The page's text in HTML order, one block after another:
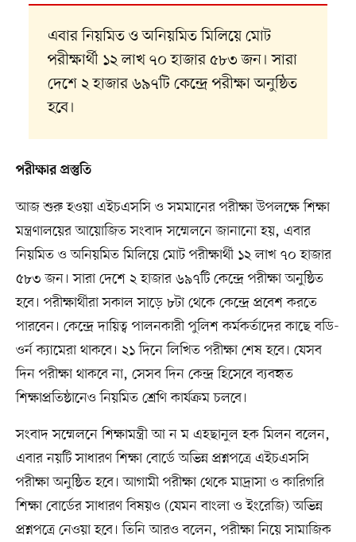
এবার নিয়মিত ও অনিয়মিত মিলিয়ে মোট
পরীক্ষার্থী ১২ লাখ ৭০ হাজার ৫৮৩ জন। সারা
দেশে ২ হাজার ৬৯৭টি কেন্দ্রে পরীক্ষা অনুষ্ঠিত
হবে।
পরীক্ষার প্রস্তুতি
আজ শুরু হওয়া এইচএসসি ও সমমানের পরীক্ষা উপলক্ষে শিক্ষা
মন্ত্রণালয়ের আয়োজিত সংবাদ সম্মেলনে জানানো হয়, এবার
নিয়মিত ও অনিয়মিত মিলিয়ে মোট পরীক্ষার্থী ১২ লাখ ৭০ হাজার
৫৮৩ জন। সারা দেশে ২ হাজার ৬৯৭টি কেন্দ্রে পরীক্ষা অনুষ্ঠিত
হবে। পরীক্ষার্থীরা সকাল সাড়ে ৮টা থেকে কেন্দ্রে প্রবেশ করতে
পারবেন। কেন্দ্রে দায়িত্ব পালনকারী পুলিশ কর্মকর্তাদের কাছে বডি-
ওর্ন ক্যামেরা থাকবে। ২১ দিনে লিখিত পরীক্ষা শেষ হবে। যেসব
দিন পরীক্ষা থাকবে না, সেসব দিন কেন্দ্র হিসেবে ব্যবহৃত
শিক্ষাপ্রতিষ্ঠানেও নিয়মিত শ্রেণি কার্যক্রম চলবে।
সংবাদ সম্মেলনে শিক্ষামন্ত্রী আ ন ম এহছানুল হক মিলন বলেন,
এবার নয়টি সাধারণ শিক্ষা বোর্ডে অভিন্ন প্রশ্নপত্রে এইচএসসি
পরীক্ষা অনুষ্ঠিত হবে। আগামী পরীক্ষা থেকে মাদ্রাসা ও কারিগরি
শিক্ষা বোর্ডের সাধারণ বিষয়ও (যেমন বাংলা ও ইংরেজি) অভিন্ন
প্রশ্নপত্রে নেওয়া হবে। তিনি আরও বলেন, পরীক্ষা নিয়ে সামাজিক